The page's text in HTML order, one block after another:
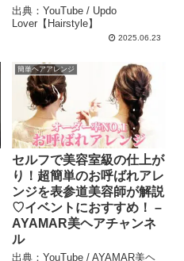
出典：YouTube / Updo
Lover【Hairstyle】
2025.06.23
簡単ヘアアレンジ
セルフで美容室級の仕上が
り！超簡単のお呼ばれアレ
ンジを表参道美容師が解説
♡イベントにおすすめ！ –
AYAMAR美ヘアチャンネ
ル
出典：YouTube / AYAMAR美ヘ